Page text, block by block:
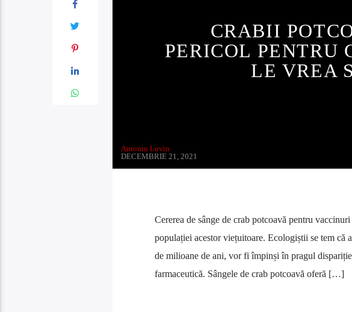
CRABII
PERICOL PENTRU
LE VREA
Antoniu Lovin
DECEMBRIE 21, 2021
Cererea de sânge de crab potcoavă pentru
populației acestor viețuitoare. Ecologiștii se tem că
de milioane de ani, vor fi împinși în pragul
farmaceutică. Sângele de crab potcoavă oferă […]